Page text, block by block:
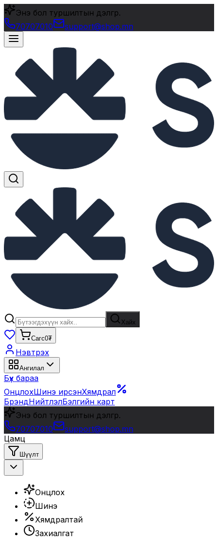
Энэ бол туршилтын дэлгүүр.
70707010
support@shop.mn
Хайх
Сагс0₮
Нэвтрэх
Ангилал
Бүх бараа
ОнцлохШинэ ирсэнХямдрал
БрэндНийтлэлБэлгийн карт
Энэ бол туршилтын дэлгүүр.
70707010
support@shop.mn
Цамц
Шүүлт
Онцлох
Шинэ
Хямдралтай
Захиалгат